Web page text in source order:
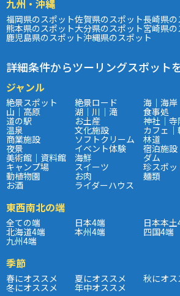
九州・沖縄
福岡県のスポット佐賀県のスポット長崎県の
熊本県のスポット大分県のスポット宮崎県の
鹿児島県のスポット沖縄県のスポット
詳細条件からツーリングスポット
ジャンル
絶景スポット 絶景ロード 海｜海岸
山｜高原 湖｜川｜滝 食事処
道の駅 お土産 神社｜寺
温泉 文化施設 カフェ｜
商業施設 ソフトクリーム 林道
夜景 イベント体験 宿泊施設
美術館｜資料館 海鮮 ダム
キャンプ場 スイーツ 珍スポッ
動植物園 お肉 麺類
お酒 ライダーハウス
東西南北の端
全ての端 日本4端 日本本土
北海道4端 本州4端 四国4端
九州4端
季節
春にオススメ 夏にオススメ 秋にオス
冬にオススメ 年中オススメ